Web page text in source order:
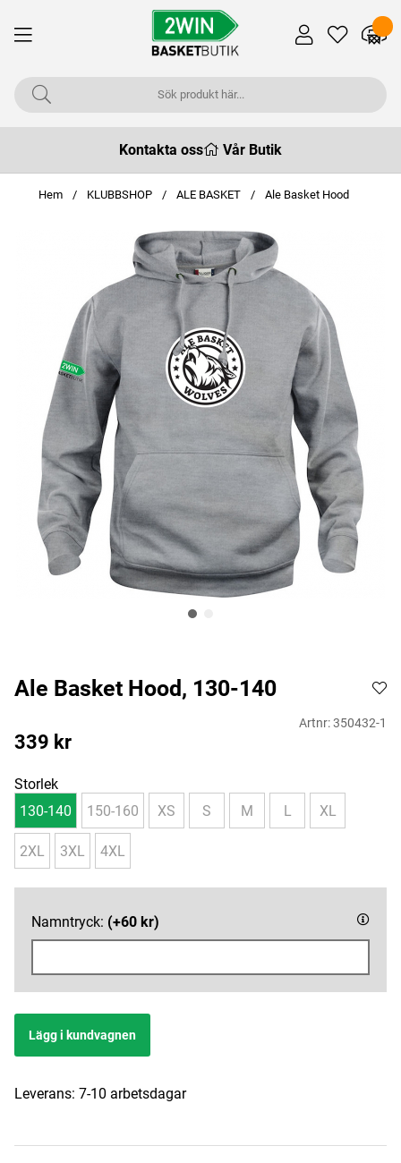
Kontakta oss Vår Butik
Hem KLUBBSHOP ALE BASKET Ale Basket Hood
Ale Basket Hood, 130-140
Artnr:350432-1
339 kr
Namntryck: (+60 kr)
Storlek
130-140
150-160 XS S M L XL
2XL 3XL 4XL
Lägg i kundvagnen
Leverans: 7-10 arbetsdagar